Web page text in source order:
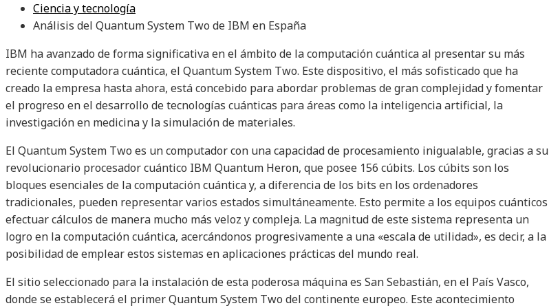
Ciencia y tecnología
Análisis del Quantum System Two de IBM en España
IBM ha avanzado de forma significativa en el ámbito de la computación cuántica al presentar su más
reciente computadora cuántica, el Quantum System Two. Este dispositivo, el más sofisticado que ha
creado la empresa hasta ahora, está concebido para abordar problemas de gran complejidad y fomentar
el progreso en el desarrollo de tecnologías cuánticas para áreas como la inteligencia artificial, la
investigación en medicina y la simulación de materiales.
El Quantum System Two es un computador con una capacidad de procesamiento inigualable, gracias a su
revolucionario procesador cuántico IBM Quantum Heron, que posee 156 cúbits. Los cúbits son los
bloques esenciales de la computación cuántica y, a diferencia de los bits en los ordenadores
tradicionales, pueden representar varios estados simultáneamente. Esto permite a los equipos cuánticos
efectuar cálculos de manera mucho más veloz y compleja. La magnitud de este sistema representa un
logro en la computación cuántica, acercándonos progresivamente a una «escala de utilidad», es decir, a la
posibilidad de emplear estos sistemas en aplicaciones prácticas del mundo real.
El sitio seleccionado para la instalación de esta poderosa máquina es San Sebastián, en el País Vasco,
donde se establecerá el primer Quantum System Two del continente europeo. Este acontecimiento